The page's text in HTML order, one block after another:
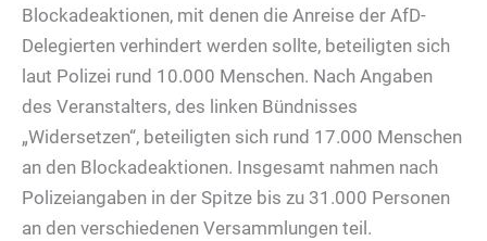
Blockadeaktionen, mit denen die Anreise der AfD-
Delegierten verhindert werden sollte, beteiligten sich
laut Polizei rund 10.000 Menschen. Nach Angaben
des Veranstalters, des linken Bündnisses
„Widersetzen“, beteiligten sich rund 17.000 Menschen
an den Blockadeaktionen. Insgesamt nahmen nach
Polizeiangaben in der Spitze bis zu 31.000 Personen
an den verschiedenen Versammlungen teil.